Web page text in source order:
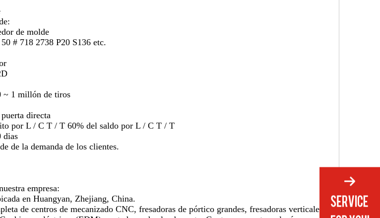
de molde
# 718 2738 P20 S136 etc.
~ 1 millón de tiros
directa
por L / C T / T 60% del saldo por L / C T / T
dias
de la demanda de los clientes.
empresa:
en Huangyan, Zhejiang, China.
de centros de mecanizado CNC, fresadoras de pórtico grandes, fresadoras verticales,